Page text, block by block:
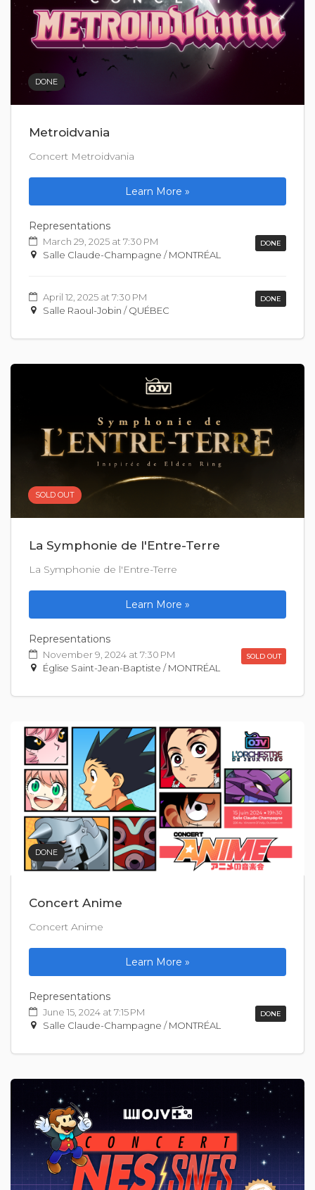
DONE
Metroidvania
Concert Metroidvania
Learn More »
Representations
March 29, 2025 at 7:30 PM DONE
Salle Claude-Champagne / MONTRÉAL
April 12, 2025 at 7:30 PM DONE
Salle Raoul-Jobin / QUÉBEC
SOLD OUT
La Symphonie de l'Entre-Terre
La Symphonie de l'Entre-Terre
Learn More »
Representations
November 9, 2024 at 7:30 PM SOLD OUT
Église Saint-Jean-Baptiste / MONTRÉAL
DONE
Concert Anime
Concert Anime
Learn More »
Representations
June 15, 2024 at 7:15 PM DONE
Salle Claude-Champagne / MONTRÉAL